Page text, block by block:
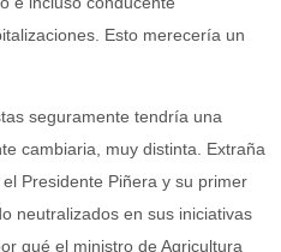
Esto merecería un
seguramente tendría una
cambiaria, muy distinta. Extraña
Presidente Piñera y su primer
neutralizados en sus iniciativas
qué el ministro de Agricultura